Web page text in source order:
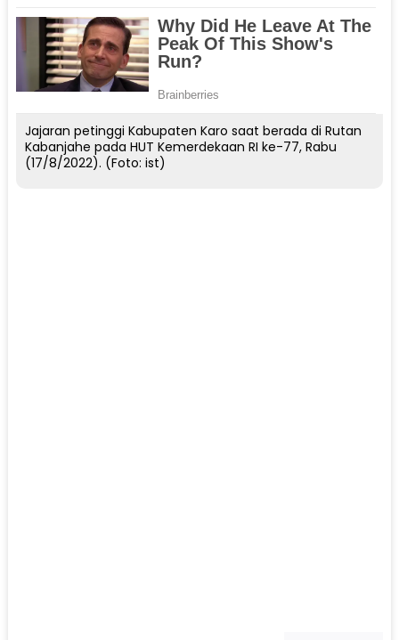
Jajaran petinggi Kabupaten Karo saat berada di Rutan
Kabanjahe pada HUT Kemerdekaan RI ke-77, Rabu
(17/8/2022). (Foto: ist)